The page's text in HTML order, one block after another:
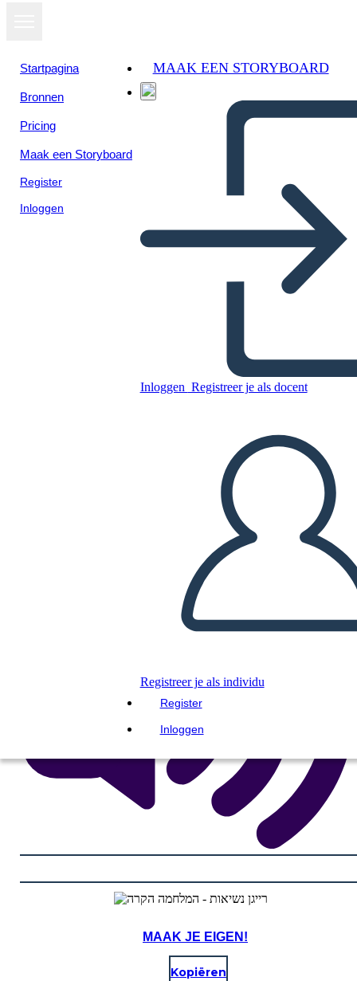
Startpagina
Bronnen
Pricing
Maak een Storyboard
Register
Inloggen
MAAK EEN STORYBOARD
Inloggen Registreer je als docent
Registreer je als individu
Register
Inloggen
רייגן נשיאות - המלחמה הקרה
Kopieer dit Storyboard
MAAK EEN STORYBOARD
DIAVOORSTELLING AFSPELEN
LEES MIJ VOOR
MAAK JE EIGEN!
Kopiëren